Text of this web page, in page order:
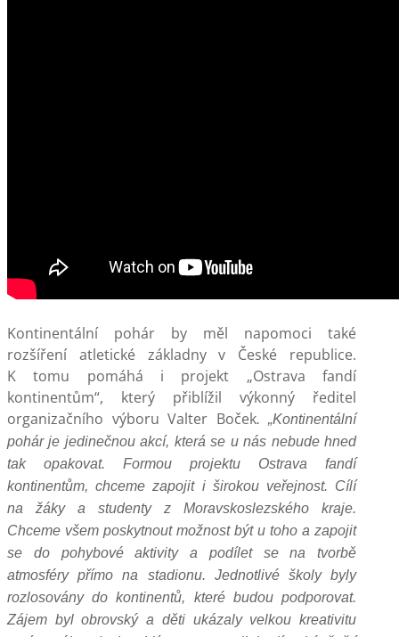
Kontinentální pohár by měl napomoci také
rozšíření atletické základny v České republice.
K tomu pomáhá i projekt „Ostrava fandí
kontinentům“, který přiblížil výkonný ředitel
organizačního výboru Valter Boček. „Kontinentální
pohár je jedinečnou akcí, která se u nás nebude hned
tak opakovat. Formou projektu Ostrava fandí
kontinentům, chceme zapojit i širokou veřejnost. Cílí
na žáky a studenty z Moravskoslezského kraje.
Chceme všem poskytnout možnost být u toho a zapojit
se do pohybové aktivity a podílet se na tvorbě
atmosféry přímo na stadionu. Jednotlivé školy byly
rozlosovány do kontinentů, které budou podporovat.
Zájem byl obrovský a děti ukázaly velkou kreativitu